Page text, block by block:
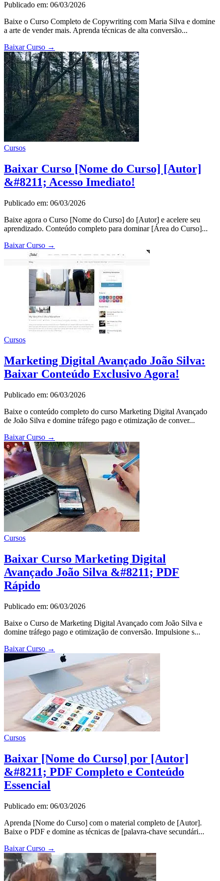
Publicado em: 06/03/2026
Baixe o Curso Completo de Copywriting com Maria Silva e domine
a arte de vender mais. Aprenda técnicas de alta conversão...
Baixar Curso →
Cursos
Baixar Curso [Nome do Curso] [Autor]
&#8211; Acesso Imediato!
Publicado em: 06/03/2026
Baixe agora o Curso [Nome do Curso] do [Autor] e acelere seu
aprendizado. Conteúdo completo para dominar [Área do Curso]...
Baixar Curso →
Cursos
Marketing Digital Avançado João Silva:
Baixar Conteúdo Exclusivo Agora!
Publicado em: 06/03/2026
Baixe o conteúdo completo do curso Marketing Digital Avançado
de João Silva e domine tráfego pago e otimização de conver...
Baixar Curso →
Cursos
Baixar Curso Marketing Digital
Avançado João Silva &#8211; PDF
Rápido
Publicado em: 06/03/2026
Baixe o Curso de Marketing Digital Avançado com João Silva e
domine tráfego pago e otimização de conversão. Impulsione s...
Baixar Curso →
Cursos
Baixar [Nome do Curso] por [Autor]
&#8211; PDF Completo e Conteúdo
Essencial
Publicado em: 06/03/2026
Aprenda [Nome do Curso] com o material completo de [Autor].
Baixe o PDF e domine as técnicas de [palavra-chave secundári...
Baixar Curso →